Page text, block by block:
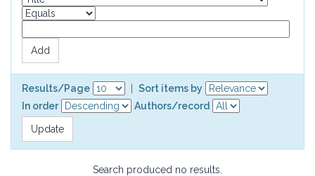
Results/Page
Sort items by
In order
Authors/record
Search produced no results.